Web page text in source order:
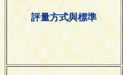
評量方式與標準